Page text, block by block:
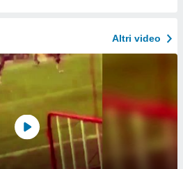
Altri video